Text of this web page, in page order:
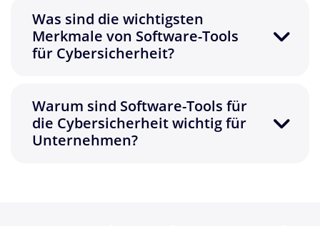
Was sind die wichtigsten
Merkmale von Software-Tools
für Cybersicherheit?
Warum sind Software-Tools für
die Cybersicherheit wichtig für
Unternehmen?